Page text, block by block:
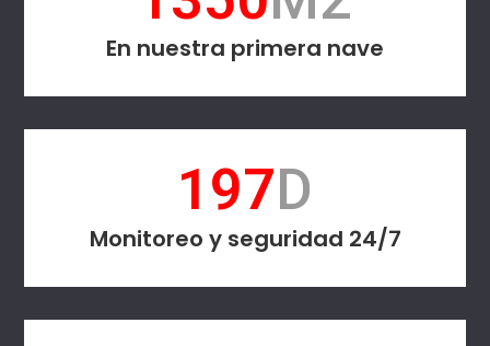
En nuestra primera nave
241D
Monitoreo y seguridad 24/7